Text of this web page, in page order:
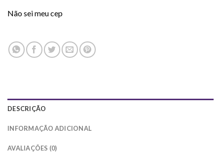
Não sei meu cep
DESCRIÇÃO
INFORMAÇÃO ADICIONAL
AVALIAÇÕES (0)